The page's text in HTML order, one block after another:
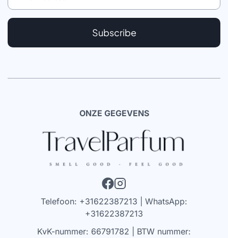
Subscribe
ONZE GEGEVENS
Telefoon: +31622387213 | WhatsApp:
+31622387213
KvK-nummer: 66791782 | BTW nummer: